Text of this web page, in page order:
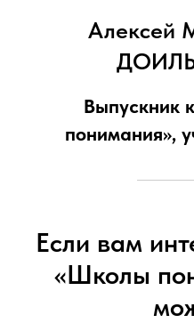
Алексей
Выпускник
понимания»,
Если вам
«Школы